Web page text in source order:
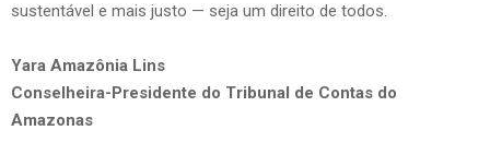
sustentável e mais justo — seja um direito de todos.
Yara Amazônia Lins
Conselheira-Presidente do Tribunal de Contas do
Amazonas